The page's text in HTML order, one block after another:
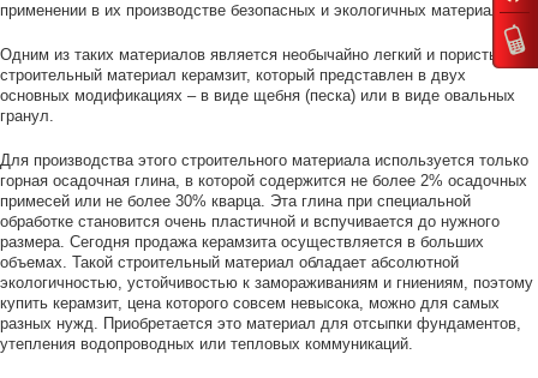
применении в их производстве безопасных и экологичных материалов.
Одним из таких материалов является необычайно легкий и пористый
строительный материал керамзит, который представлен в двух
основных модификациях – в виде щебня (песка) или в виде овальных
гранул.
Для производства этого строительного материала используется только
горная осадочная глина, в которой содержится не более 2% осадочных
примесей или не более 30% кварца. Эта глина при специальной
обработке становится очень пластичной и вспучивается до нужного
размера. Сегодня продажа керамзита осуществляется в больших
объемах. Такой строительный материал обладает абсолютной
экологичностью, устойчивостью к замораживаниям и гниениям, поэтому
купить керамзит, цена которого совсем невысока, можно для самых
разных нужд. Приобретается это материал для отсыпки фундаментов,
утепления водопроводных или тепловых коммуникаций.